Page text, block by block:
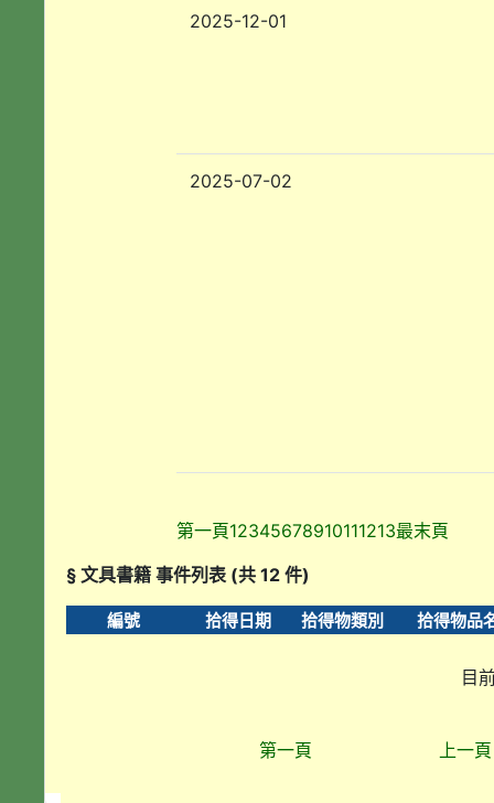
2025-12-01
2025-07-02
第一頁12345678910111213最末頁
§ 文具書籍 事件列表 (共 12 件)
編號 拾得日期 拾得物類別 拾得物品
目
第一頁 上一頁